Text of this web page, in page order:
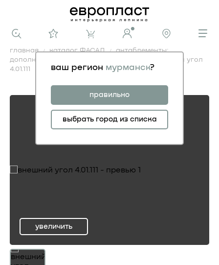
ваш регион мурманск?
правильно
выбрать город из списка
главная каталог ФАСАД
антаблементы:
дополнительные элементы фасадные
внешний угол
4.01.111
внешний угол 4.01.111
ru
увеличить